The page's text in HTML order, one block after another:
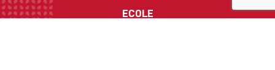
ECOLE